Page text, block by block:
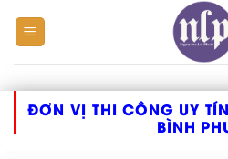
NHỰA
PHÁTĐƠN VỊ THI CÔNG UY
BÌNH